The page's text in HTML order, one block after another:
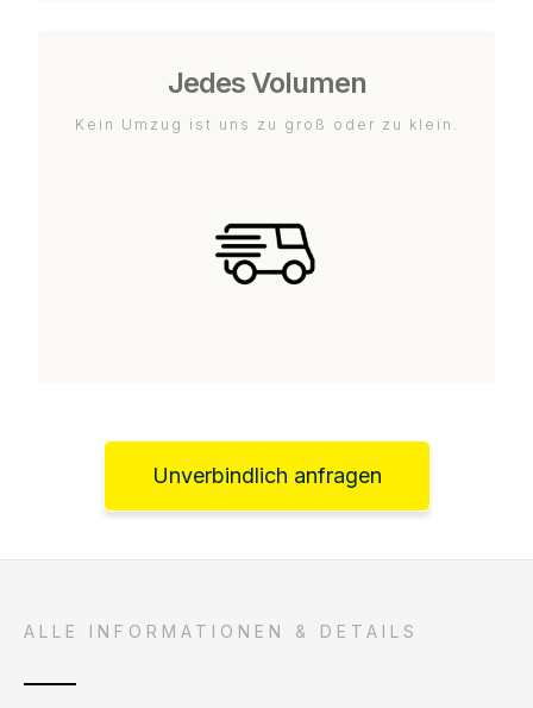
Jedes Volumen
Kein Umzug ist uns zu groß oder zu klein.
Unverbindlich anfragen
ALLE INFORMATIONEN & DETAILS